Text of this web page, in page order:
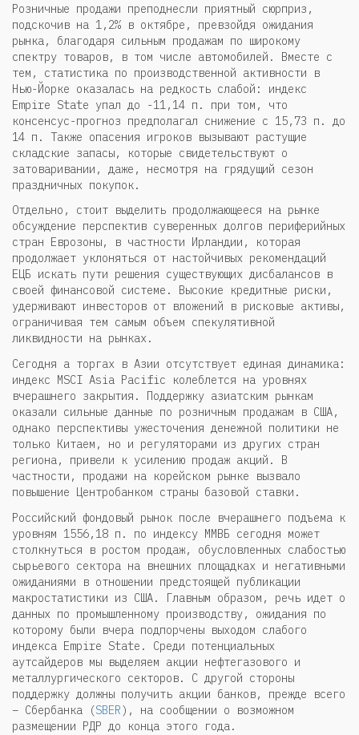
Розничные продажи преподнесли приятный сюрприз,
подскочив на 1,2% в октябре, превзойдя ожидания
рынка, благодаря сильным продажам по широкому
спектру товаров, в том числе автомобилей. Вместе с
тем, статистика по производственной активности в
Нью-Йорке оказалась на редкость слабой: индекс
Empire State упал до -11,14 п. при том, что
консенсус-прогноз предполагал снижение с 15,73 п. до
14 п. Также опасения игроков вызывают растущие
складские запасы, которые свидетельствуют о
затоваривании, даже, несмотря на грядущий сезон
праздничных покупок.
Отдельно, стоит выделить продолжающееся на рынке
обсуждение перспектив суверенных долгов периферийных
стран Еврозоны, в частности Ирландии, которая
продолжает уклоняться от настойчивых рекомендаций
ЕЦБ искать пути решения существующих дисбалансов в
своей финансовой системе. Высокие кредитные риски,
удерживают инвесторов от вложений в рисковые активы,
ограничивая тем самым объем спекулятивной
ликвидности на рынках.
Сегодня а торгах в Азии отсутствует единая динамика:
индекс MSCI Asia Pacific колеблется на уровнях
вчерашнего закрытия. Поддержку азиатским рынкам
оказали сильные данные по розничным продажам в США,
однако перспективы ужесточения денежной политики не
только Китаем, но и регуляторами из других стран
региона, привели к усилению продаж акций. В
частности, продажи на корейском рынке вызвало
повышение Центробанком страны базовой ставки.
Российский фондовый рынок после вчерашнего подъема к
уровням 1556,18 п. по индексу ММВБ сегодня может
столкнуться в ростом продаж, обусловленных слабостью
сырьевого сектора на внешних площадках и негативными
ожиданиями в отношении предстоящей публикации
макростатистики из США. Главным образом, речь идет о
данных по промышленному производству, ожидания по
которому были вчера подпорчены выходом слабого
индекса Empire State. Среди потенциальных
аутсайдеров мы выделяем акции нефтегазового и
металлургического секторов. С другой стороны
поддержку должны получить акции банков, прежде всего
– Сбербанка (SBER), на сообщении о возможном
размещении РДР до конца этого года.